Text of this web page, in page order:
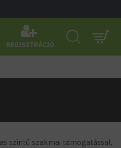
REGISZTRÁCIÓ
szintű szakmai támogatással,